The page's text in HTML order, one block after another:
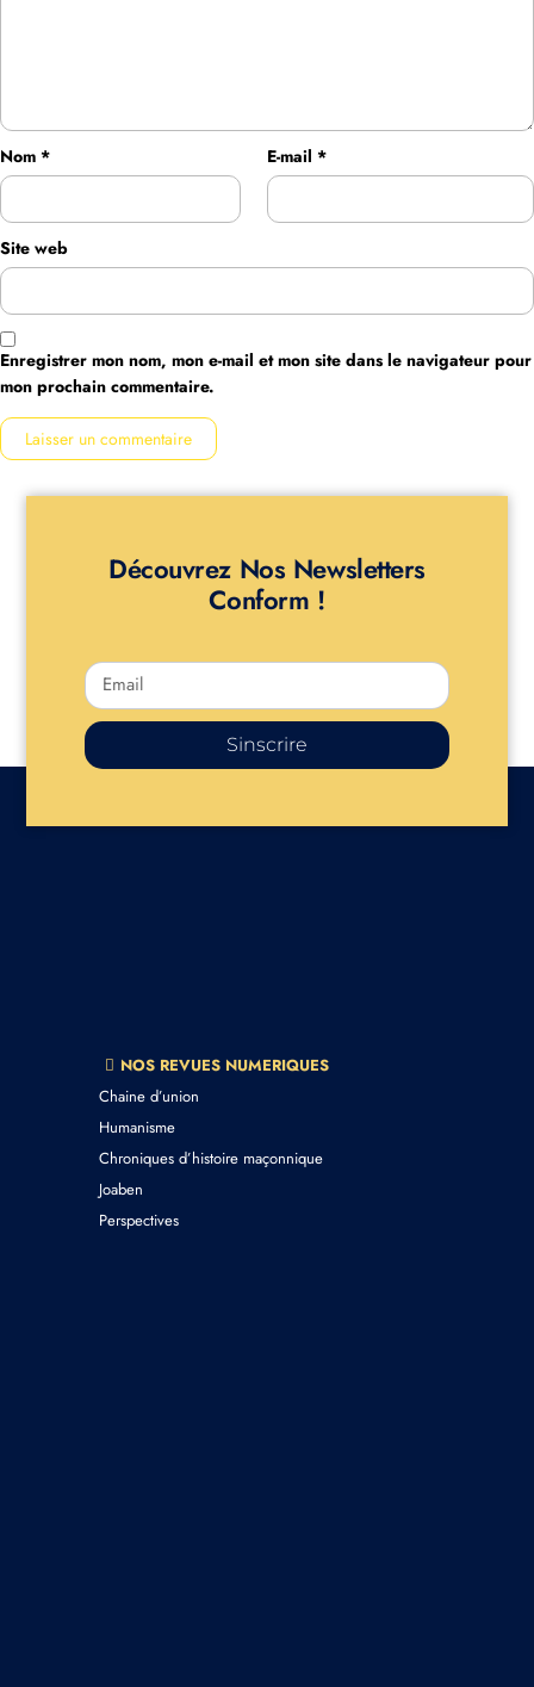
Nom * E-mail *
Site web
Enregistrer mon nom, mon e-mail et mon site dans le navigateur pour
mon prochain commentaire.
Découvrez Nos Newsletters
Conform !
Sinscrire
NOS REVUES NUMERIQUES
Chaine d’union
Humanisme
Chroniques d’histoire maçonnique
Joaben
Perspectives